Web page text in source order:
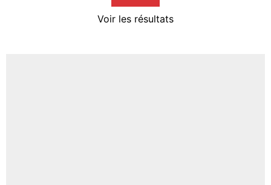
Voir les résultats